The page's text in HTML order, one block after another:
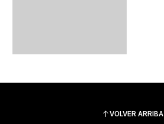
VOLVER ARRIBA